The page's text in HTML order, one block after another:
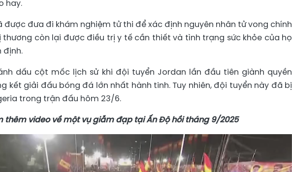
hay.
được đưa đi khám nghiệm tử thi để xác định nguyên nhân tử vong chính
thương còn lại được điều trị y tế cần thiết và tình trạng sức khỏe của họ
định.
dấu cột mốc lịch sử khi đội tuyển Jordan lần đầu tiên giành quyền
kết giải đấu bóng đá lớn nhất hành tinh. Tuy nhiên, đội tuyển này đã bị
trong trận đấu hôm 23/6.
thêm video về một vụ giẫm đạp tại Ấn Độ hồi tháng 9/2025